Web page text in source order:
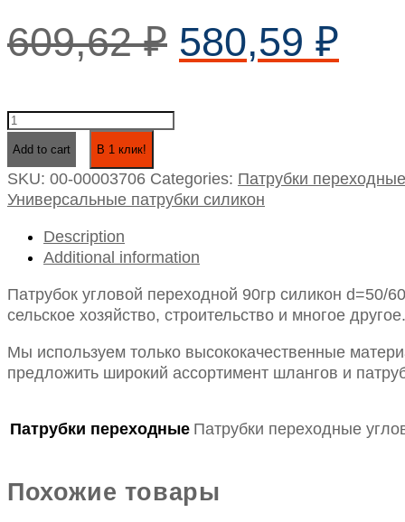
609,62₽ 580,59 ₽
Патрубок
90гр
силикон
150*150
quantity
Add to cart В 1 клик!
SKU: 00-00003706 Categories: Патрубки переходные
Универсальные патрубки силикон
Description
Additional information
Патрубок угловой переходной 90гр силикон
сельское хозяйство, строительство и многое
Мы используем только высококачественные
предложить широкий ассортимент шлангов и
Патрубки переходные Патрубки переходные
Похожие товары